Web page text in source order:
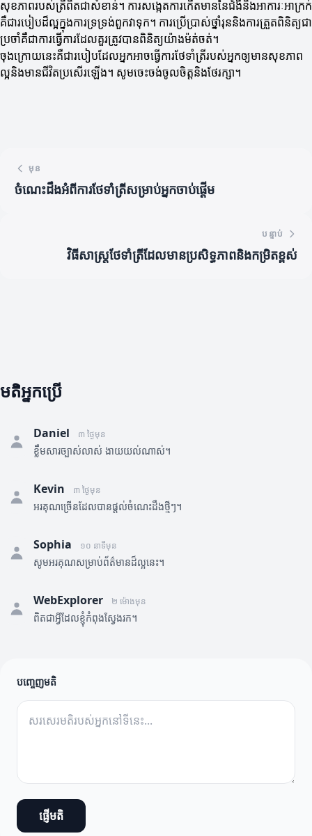
សុខភាពរបស់ត្រីពិតជាសំខាន់។ ការសង្កេតការកើតមាននៃជំងឺនិងអាការៈអាក្រក់
គឺជារបៀបដ៏ល្អក្នុងការទ្រទ្រង់ពួកវាទុក។ ការប្រើប្រាស់ថ្នាំរុននិងការត្រួតពិនិត្យជា
ប្រចាំគឺជាការធ្វើការដែលគួរត្រូវបានពិនិត្យយ៉ាងម៉ត់ចត់។
ចុងក្រោយនេះគឺជារបៀបដែលអ្នកអាចធ្វើការថែទាំត្រីរបស់អ្នកឲ្យមានសុខភាព
ល្អនិងមានជីវិតប្រសើរឡើង។ សូមចេះចង់ចូលចិត្តនិងថែរក្សា។
មុន
ចំណេះដឹងអំពីការថែទាំត្រីសម្រាប់អ្នកចាប់ផ្តើម
បន្ទាប់
វិធីសាស្ត្រថែទាំត្រីដែលមានប្រសិទ្ធភាពនិងកម្រិតខ្ពស់
មតិអ្នកប្រើ
Daniel ៣ ថ្ងៃមុន
ខ្លឹមសារច្បាស់លាស់ ងាយយល់ណាស់។
Kevin ៣ ថ្ងៃមុន
អរគុណច្រើនដែលបានផ្តល់ចំណេះដឹងថ្មីៗ។
Sophia ១០ នាទីមុន
សូមអរគុណសម្រាប់ព័ត៌មានដ៏ល្អនេះ។
WebExplorer ២ ម៉ោងមុន
ពិតជាអ្វីដែលខ្ញុំកំពុងស្វែងរក។
បញ្ចេញមតិ
ផ្ញើមតិ